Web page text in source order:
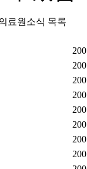
료원소식 목록